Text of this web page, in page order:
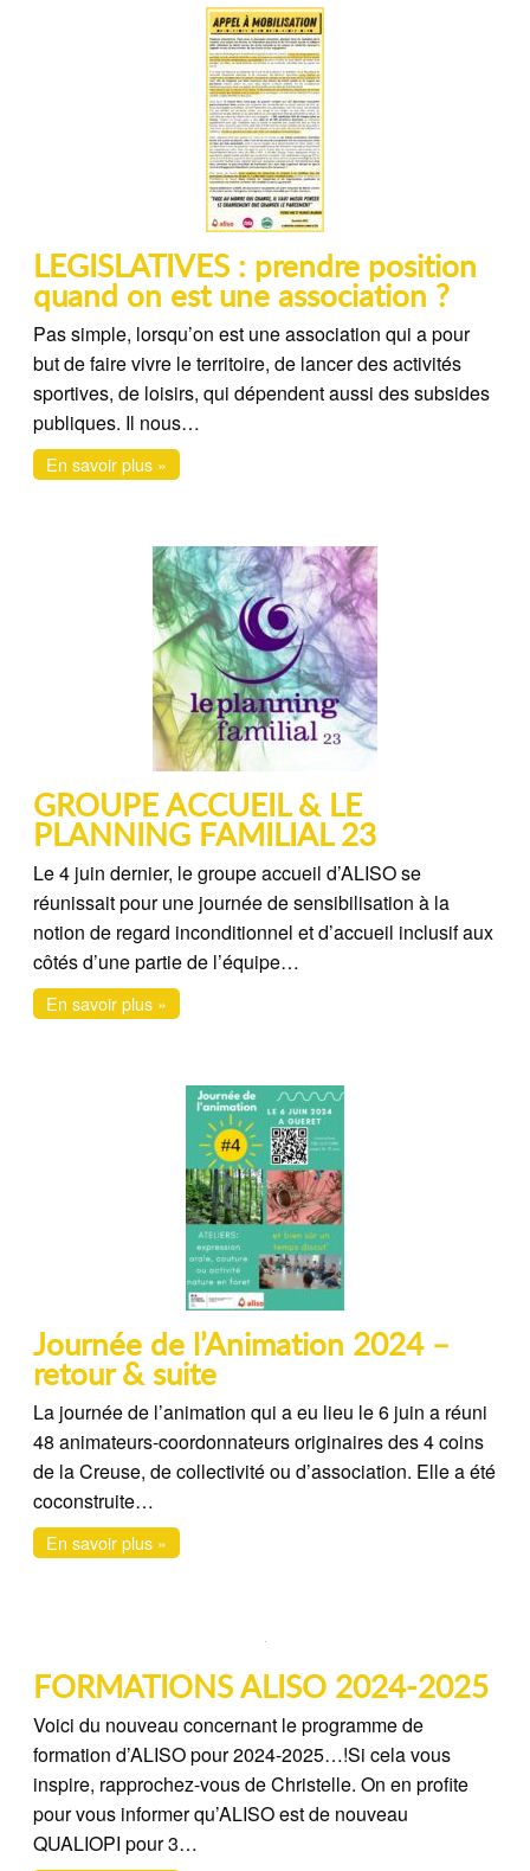
LEGISLATIVES : prendre position
quand on est une association ?
Pas simple, lorsqu’on est une association qui a pour
but de faire vivre le territoire, de lancer des activités
sportives, de loisirs, qui dépendent aussi des subsides
publiques. Il nous…
En savoir plus »
GROUPE ACCUEIL & LE
PLANNING FAMILIAL 23
Le 4 juin dernier, le groupe accueil d’ALISO se
réunissait pour une journée de sensibilisation à la
notion de regard inconditionnel et d’accueil inclusif aux
côtés d’une partie de l’équipe…
En savoir plus »
Journée de l’Animation 2024 –
retour & suite
La journée de l’animation qui a eu lieu le 6 juin a réuni
48 animateurs-coordonnateurs originaires des 4 coins
de la Creuse, de collectivité ou d’association. Elle a été
coconstruite…
En savoir plus »
FORMATIONS ALISO 2024-2025
Voici du nouveau concernant le programme de
formation d’ALISO pour 2024-2025…!Si cela vous
inspire, rapprochez-vous de Christelle. On en profite
pour vous informer qu’ALISO est de nouveau
QUALIOPI pour 3…